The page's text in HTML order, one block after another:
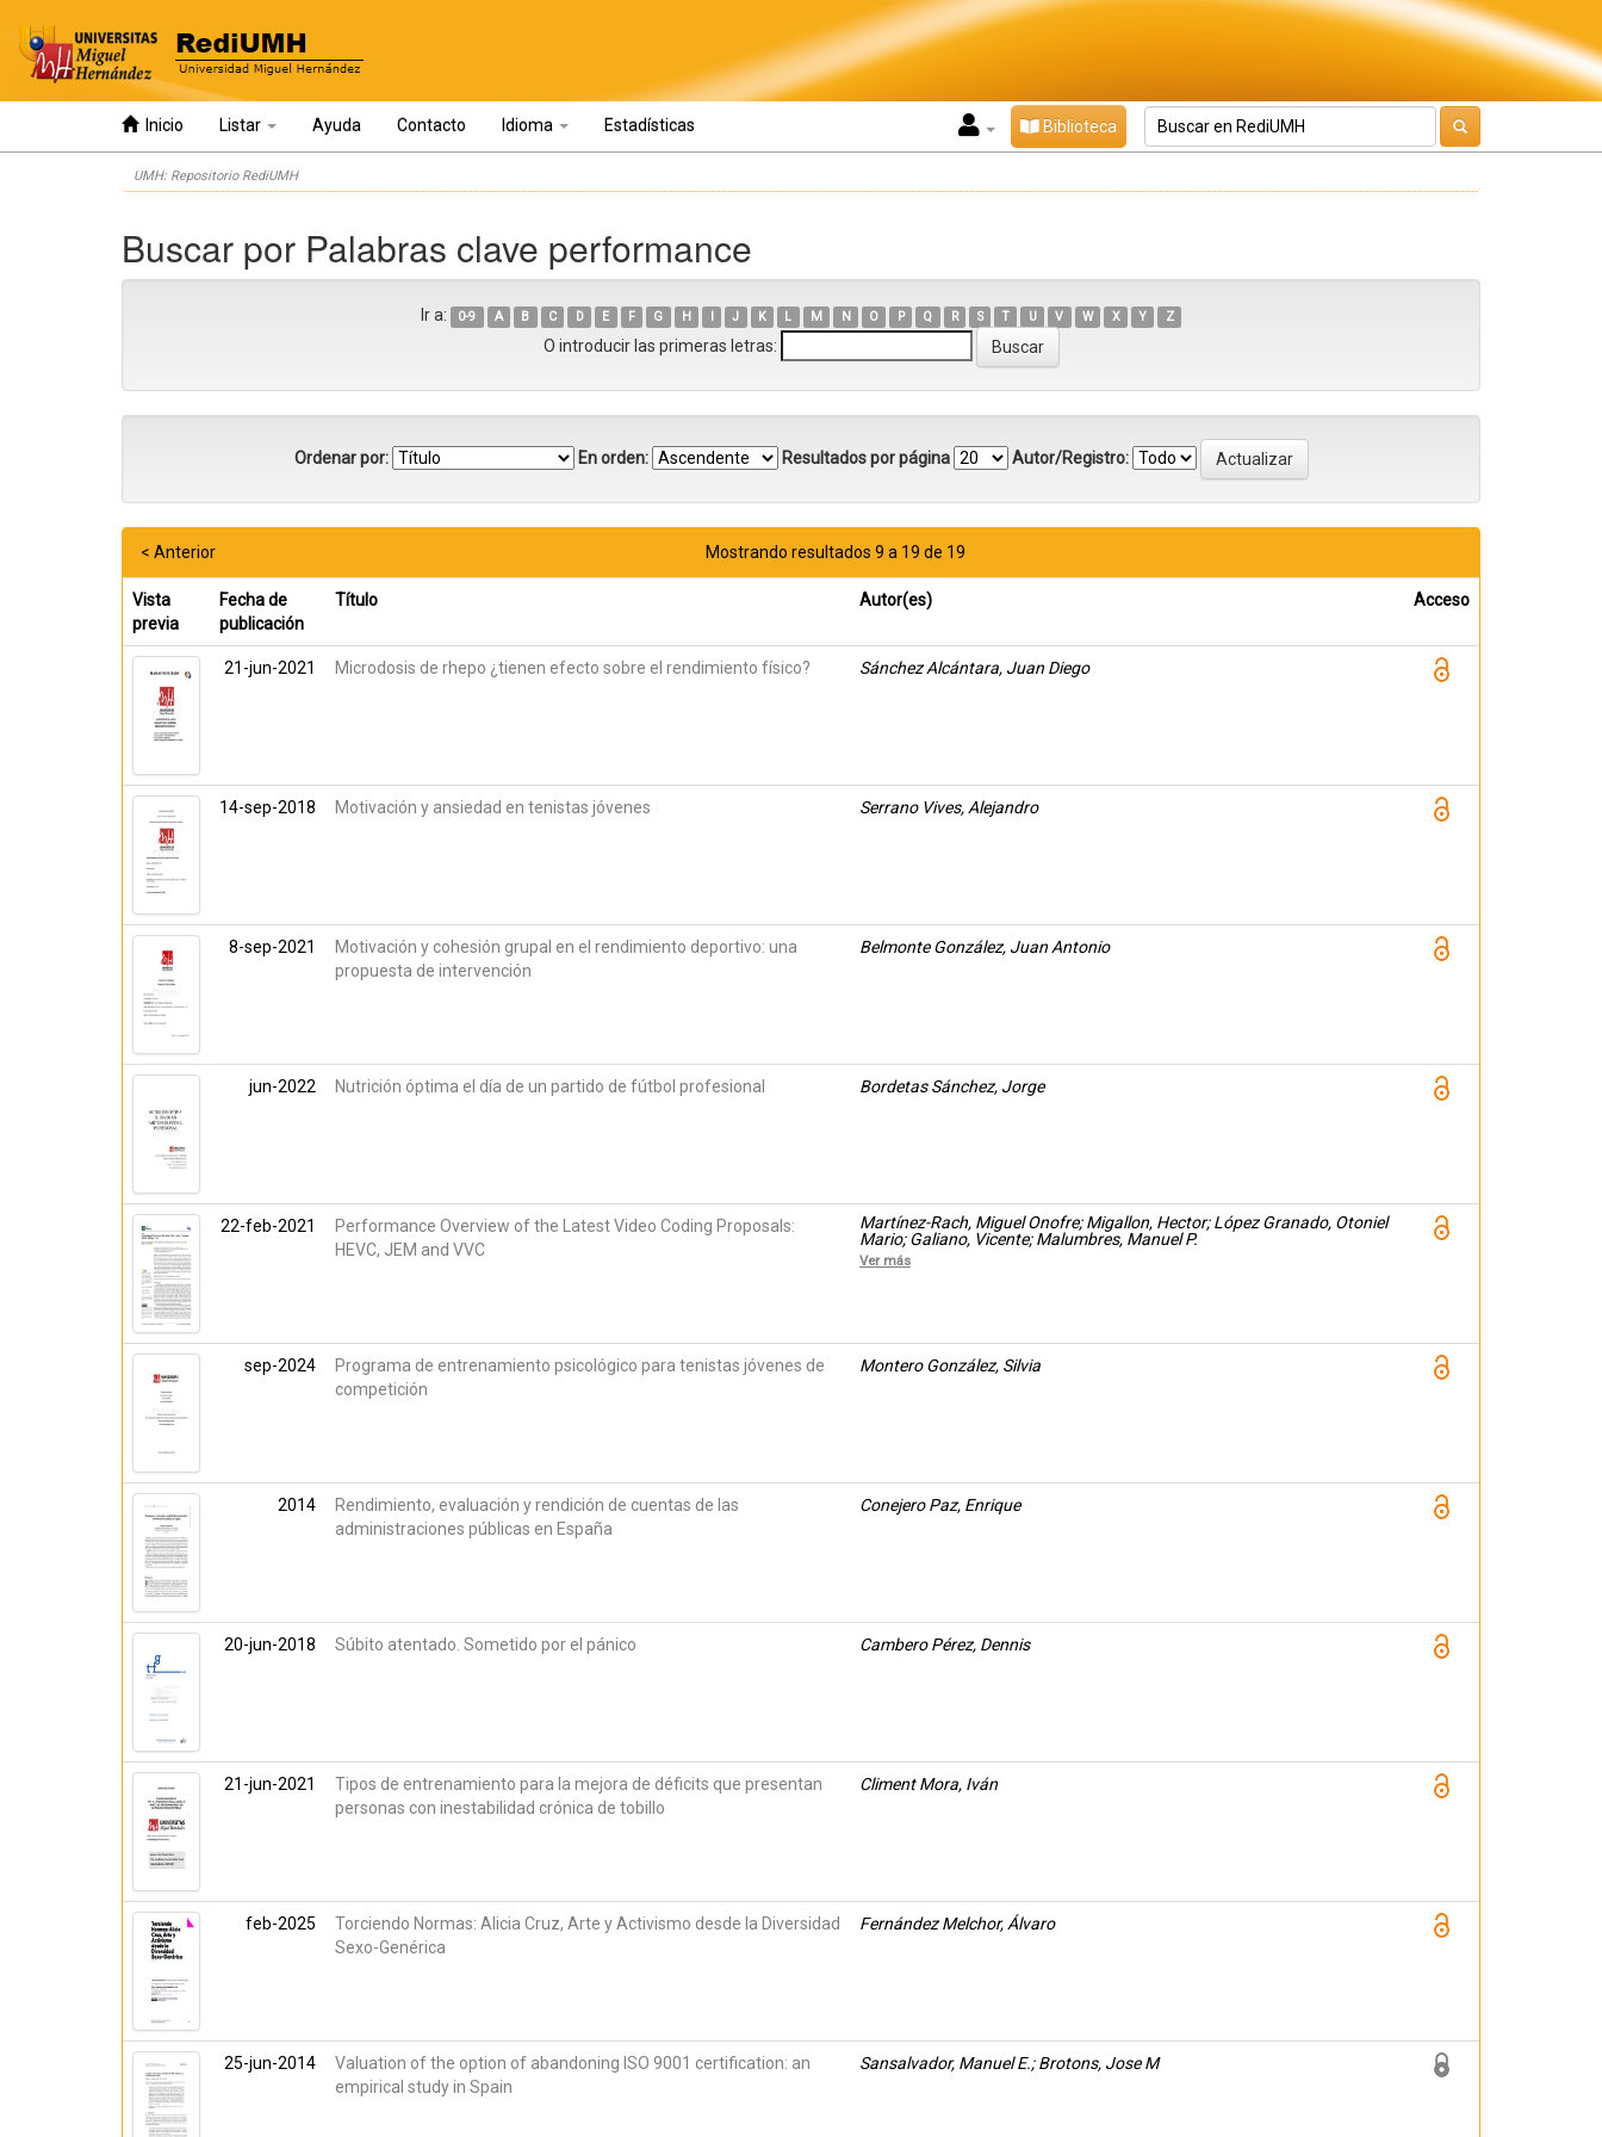
Inicio Listar Ayuda Contacto Idioma Estadísticas Biblioteca
UMH: Repositorio RediUMH
Buscar por Palabras clave performance
Ir a: 0-9 A B C D E F G H I J K L M N O P Q R S T U V W X Y Z
O introducir las primeras letras:
Ordenar por: En orden: Resultados por página Autor/Registro:
Mostrando resultados 9 a 19 de 19
< Anterior
Vista
previa
Fecha de
publicación
Título Autor(es) Acceso
21-jun-2021 Microdosis de rhepo ¿tienen efecto sobre el rendimiento físico? Sánchez Alcántara, Juan Diego
14-sep-2018 Motivación y ansiedad en tenistas jóvenes Serrano Vives, Alejandro
8-sep-2021
Motivación y cohesión grupal en el rendimiento deportivo: una
propuesta de intervención
Belmonte González, Juan Antonio
jun-2022 Nutrición óptima el día de un partido de fútbol profesional Bordetas Sánchez, Jorge
22-feb-2021
Performance Overview of the Latest Video Coding Proposals:
HEVC, JEM and VVC
Martínez-Rach, Miguel Onofre; Migallon, Hector; López Granado, Otoniel
Mario; Galiano, Vicente; Malumbres, Manuel P.
Ver más
sep-2024
Programa de entrenamiento psicológico para tenistas jóvenes de
competición
Montero González, Silvia
2014
Rendimiento, evaluación y rendición de cuentas de las
administraciones públicas en España
Conejero Paz, Enrique
20-jun-2018 Súbito atentado. Sometido por el pánico Cambero Pérez, Dennis
21-jun-2021
Tipos de entrenamiento para la mejora de déficits que presentan
personas con inestabilidad crónica de tobillo
Climent Mora, Iván
feb-2025
Torciendo Normas: Alicia Cruz, Arte y Activismo desde la Diversidad
Sexo-Genérica
Fernández Melchor, Álvaro
25-jun-2014
Valuation of the option of abandoning ISO 9001 certification: an
empirical study in Spain
Sansalvador, Manuel E.; Brotons, Jose M